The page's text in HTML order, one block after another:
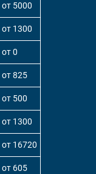
от 5000
от 1300
от 0
от 825
от 500
от 1300
от 16720
от 605